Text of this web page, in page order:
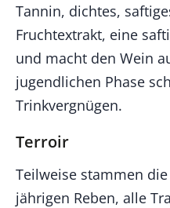
Tannin, dichtes,
Fruchtextrakt, eine
und macht den Wein
jugendlichen Phase
Trinkvergnügen.
Terroir
Teilweise stammen
jährigen Reben, alle